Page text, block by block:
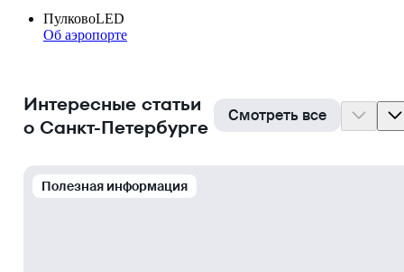
ПулковоLED
Об аэропорте
Интересные статьи
о Санкт-Петербурге
Смотреть все
Полезная информация